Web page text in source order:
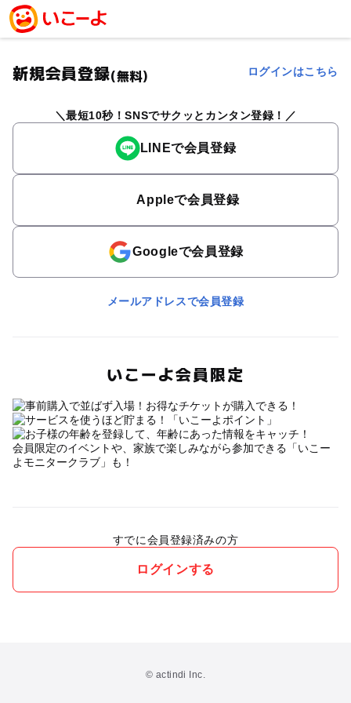
新規会員登録(無料) ログインはこちら
最短10秒！SNSでサクッとカンタン登録！
LINEで会員登録
Appleで会員登録
Googleで会員登録
メールアドレスで会員登録
いこーよ会員限定
会員限定のイベントや、家族で楽しみながら参加できる「いこー
よモニタークラブ」も！
すでに会員登録済みの方
ログインする
© actindi Inc.